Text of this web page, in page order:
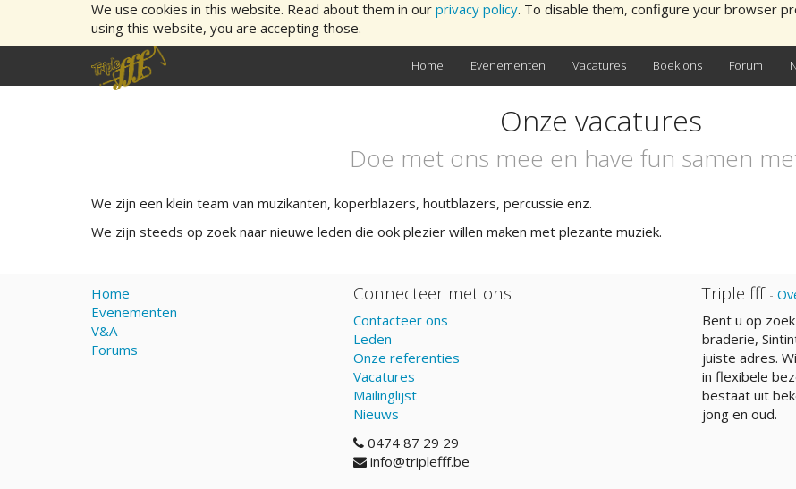
We use cookies in this website. Read about them in our privacy policy. To disable them, configure your browser
using this website, you are accepting those.
Home Evenementen Vacatures Boek ons Forum
Onze vacatures
Doe met ons mee en have fun samen
We zijn een klein team van muzikanten, koperblazers, houtblazers, percussie enz.
We zijn steeds op zoek naar nieuwe leden die ook plezier willen maken met plezante muziek.
Home
Evenementen
V&A
Forums
Connecteer met ons
Contacteer ons
Leden
Onze referenties
Vacatures
Mailinglijst
Nieuws
0474 87 29 29
info@triplefff.be
Triple fff -
Bent u op
braderie,
juiste adres.
in flexibele
bestaat uit
jong en oud.